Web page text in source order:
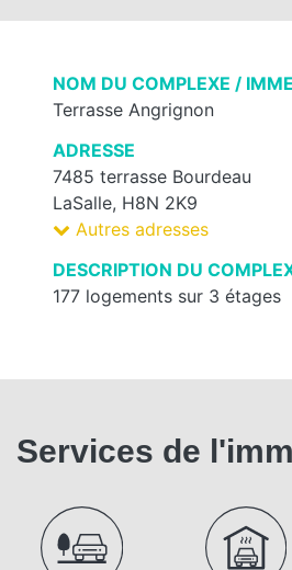
NOM DU COMPLEXE /
Terrasse Angrignon
ADRESSE
7485 terrasse Bourdeau
LaSalle, H8N 2K9
Autres adresses
DESCRIPTION DU
177 logements sur 3 étages
Services de